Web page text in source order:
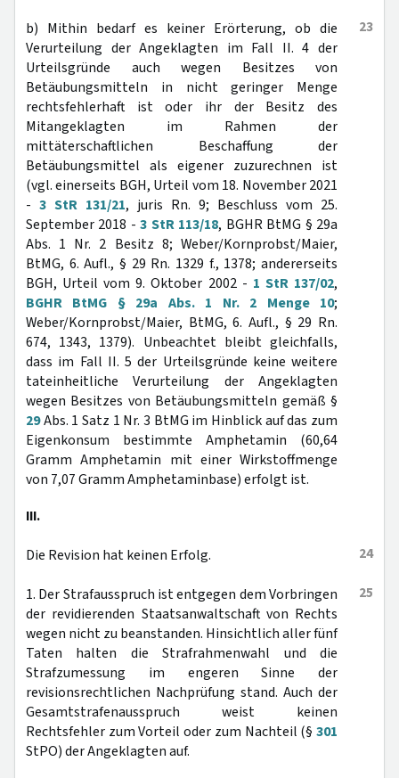
23
b) Mithin bedarf es keiner Erörterung, ob die
Verurteilung der Angeklagten im Fall II. 4 der
Urteilsgründe auch wegen Besitzes von
Betäubungsmitteln in nicht geringer Menge
rechtsfehlerhaft ist oder ihr der Besitz des
Mitangeklagten im Rahmen der
mittäterschaftlichen Beschaffung der
Betäubungsmittel als eigener zuzurechnen ist
(vgl. einerseits BGH, Urteil vom 18. November 2021
- 3 StR 131/21, juris Rn. 9; Beschluss vom 25.
September 2018 -3 StR 113/18, BGHR BtMG § 29a
Abs. 1 Nr. 2 Besitz 8; Weber/Kornprobst/Maier,
BtMG, 6. Aufl., § 29 Rn. 1329 f., 1378; andererseits
BGH, Urteil vom 9. Oktober 2002 - 1 StR 137/02,
BGHR BtMG § 29a Abs. 1 Nr. 2 Menge 10;
Weber/Kornprobst/Maier, BtMG, 6. Aufl., § 29 Rn.
674, 1343, 1379). Unbeachtet bleibt gleichfalls,
dass im Fall II. 5 der Urteilsgründe keine weitere
tateinheitliche Verurteilung der Angeklagten
wegen Besitzes von Betäubungsmitteln gemäß §
29Abs. 1 Satz 1 Nr. 3 BtMG im Hinblick auf das zum
Eigenkonsum bestimmte Amphetamin (60,64
Gramm Amphetamin mit einer Wirkstoffmenge
von 7,07 Gramm Amphetaminbase) erfolgt ist.
III.
24
Die Revision hat keinen Erfolg.
25
1. Der Strafausspruch ist entgegen dem Vorbringen
der revidierenden Staatsanwaltschaft von Rechts
wegen nicht zu beanstanden. Hinsichtlich aller fünf
Taten halten die Strafrahmenwahl und die
Strafzumessung im engeren Sinne der
revisionsrechtlichen Nachprüfung stand. Auch der
Gesamtstrafenausspruch weist keinen
Rechtsfehler zum Vorteil oder zum Nachteil (§ 301
StPO) der Angeklagten auf.